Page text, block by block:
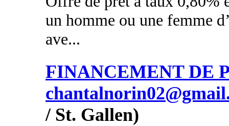
un homme ou une femme
ave...
FINANCEMENT DE
/ St. Gallen)